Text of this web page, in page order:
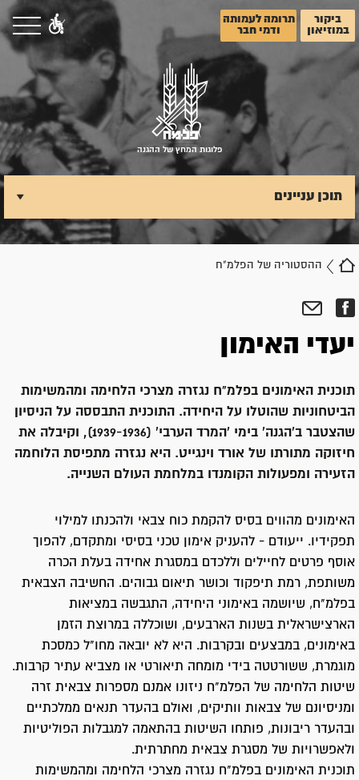
ביקור
במוזיאון
תרומה לעמותה
ודמי חבר
פלוגות המחץ של ההגנה
ההסטוריה של הפלמ"ח
תוכן עניינים
יעדי האימון
תוכנית האימונים בפלמ"ח נגזרה מצרכי הלחימה ומהמשימות
הביטחוניות שהוטלו על היחידה. התוכנית התבססה על הניסיון
שהצטבר ב'הגנה' בימי 'המרד הערבי' (1939-1936), וקיבלה את
חיזוקה מתורתו של אורד וינגייט. היא נגזרה מתפיסת הלוחמה
הזעירה ומפעולות הקומנדו במלחמת העולם השנייה.
האימונים מהווים בסיס להקמת כוח צבאי ולהכנתו למילוי
תפקידיו. ייעודם - להעניק אימון טכני בסיסי ומתקדם, להפוך
אוסף פרטים לחיילים וללכדם במסגרת אחידה בעלת הכרה
משותפת, רמת תיפקוד וכושר תיאום גבוהים. החשיבה הצבאית
בפלמ"ח, שיושמה באימוני היחידה, התגבשה במציאות
הארצישראלית בשנות הארבעים, ושוכללה במרוצת הזמן
באימונים, במבצעים ובקרבות. היא לא יובאה מחו"ל כמסכת
מוגמרת, ששורטטה בידי מומחה תיאורטי או מצביא עתיר קרבות.
שיטות הלחימה של הפלמ"ח ניזונו אמנם מספרות צבאית זרה
ומניסיונם של צבאות וותיקים, ואולם בהעדר תנאים ממלכתיים
ובהעדר ריבונות, פותחו השיטות בהתאמה למגבלות הפוליטיות
ולאפשרויות של מסגרת צבאית מחתרתית.
תוכנית האימונים בפלמ"ח נגזרה מצרכי הלחימה ומהמשימות